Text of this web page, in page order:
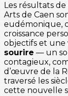
Les résultats
Arts de Caen
eudémonique,
croissance
objectifs et une
sourire — un
contagieux,
d’œuvre de la
traversé les
cette nouvelle